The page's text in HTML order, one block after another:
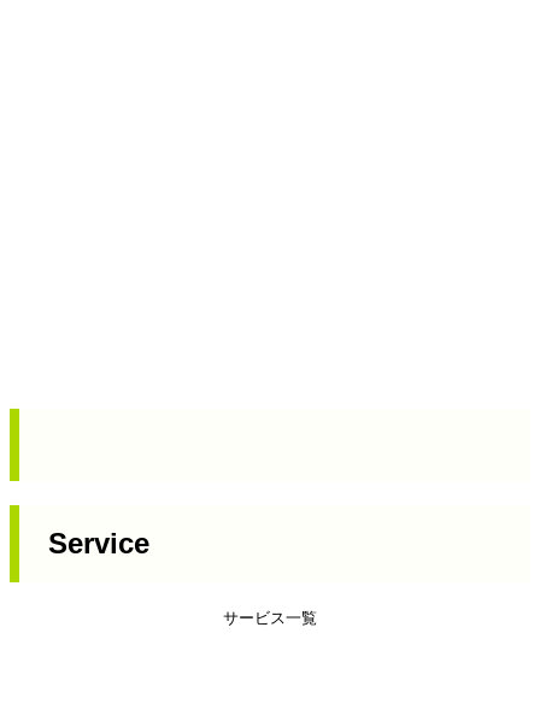
Service
サービス一覧